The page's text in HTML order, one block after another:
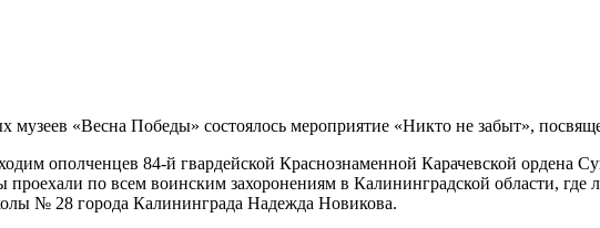
«Весна Победы» состоялось мероприятие «Никто не забыт»,
ополченцев 84-й гвардейской Краснознаменной Карачевской ордена
по всем воинским захоронениям в Калининградской области,
№ 28 города Калининграда Надежда Новикова.